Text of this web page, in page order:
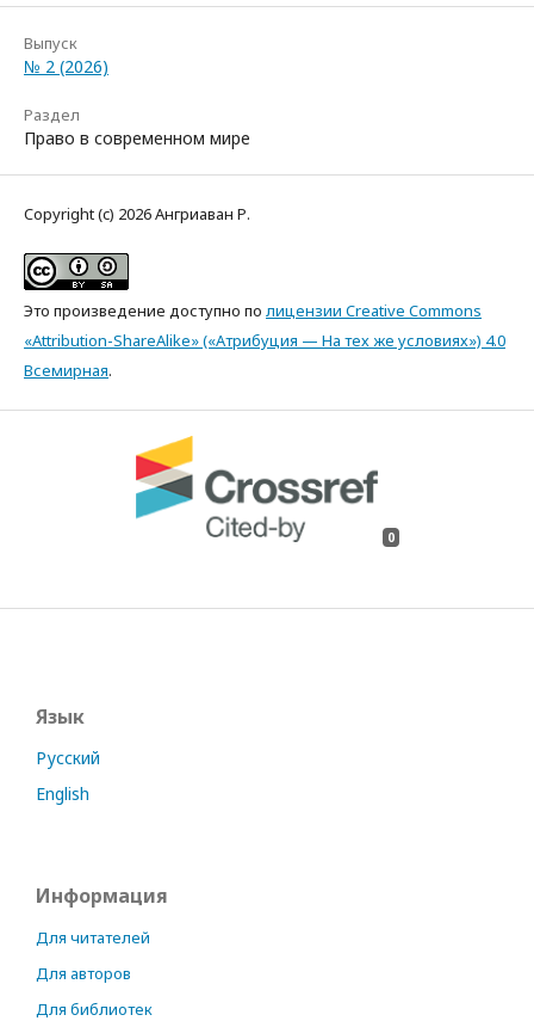
Выпуск
№ 2 (2026)
Раздел
Право в современном мире
Copyright (c) 2026 Ангриаван Р.
Это произведение доступно по лицензии Creative Commons
«Attribution-ShareAlike» («Атрибуция — На тех же условиях») 4.0
Всемирная.
0
Язык
Русский
English
Информация
Для читателей
Для авторов
Для библиотек